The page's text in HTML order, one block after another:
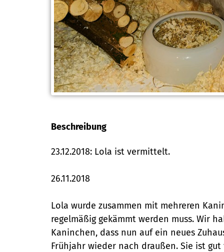
Beschreibung
23.12.2018: Lola ist vermittelt.
26.11.2018
Lola wurde zusammen mit mehreren
regelmäßig gekämmt werden muss. Wir
Kaninchen, dass nun auf ein neues
Frühjahr wieder nach draußen. Sie ist